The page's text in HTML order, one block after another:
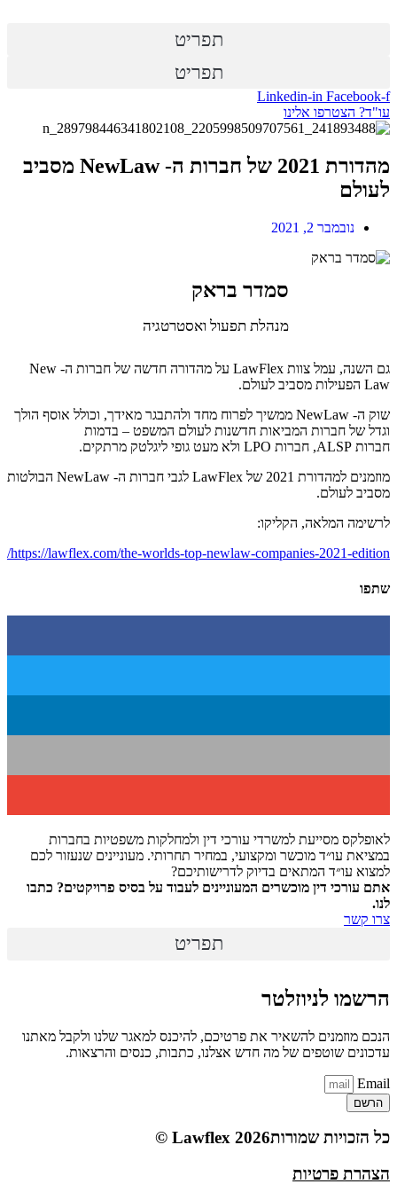
תפריט
תפריט
Linkedin-in Facebook-f
עו"ד? הצטרפו אלינו
מהדורת 2021 של חברות ה- NewLaw מסביב
לעולם
נובמבר 2, 2021
סמדר בראק
מנהלת תפעול ואסטרטגיה
גם השנה, עמל צוות LawFlex על מהדורה חדשה של חברות ה- New
Law הפעילות מסביב לעולם.
שוק ה- NewLaw ממשיך לפרוח מחד ולהתבגר מאידך, וכולל אוסף הולך
וגדל של חברות המביאות חדשנות לעולם המשפט – בדמות
חברות ALSP, חברות LPO ולא מעט גופי ליגלטק מרתקים.
מוזמנים למהדורת 2021 של LawFlex לגבי חברות ה- NewLaw הבולטות
מסביב לעולם.
לרשימה המלאה, הקליקו:
https://lawflex.com/the-worlds-top-newlaw-companies-2021-edition/
שתפו
לאופלקס מסייעת למשרדי עורכי דין ולמחלקות משפטיות בחברות
במציאת עו״ד מוכשר ומקצועי, במחיר תחרותי. מעוניינים שנעזור לכם
למצוא עו״ד המתאים בדיוק לדרישותיכם?
אתם עורכי דין מוכשרים המעוניינים לעבוד על בסיס פרויקטים? כתבו
לנו.
צרו קשר
תפריט
הרשמו לניוזלטר
הנכם מוזמנים להשאיר את פרטיכם, להיכנס למאגר שלנו ולקבל מאתנו
עדכונים שוטפים של מה חדש אצלנו, כתבות, כנסים והרצאות.
Email
הרשם
כל הזכויות שמורות2026 Lawflex ©
הצהרת פרטיות